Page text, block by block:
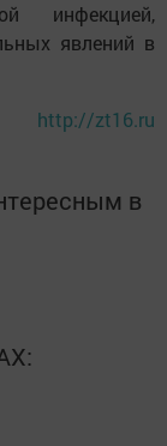
инфекцией,
явлений в
http://zt16.ru
в